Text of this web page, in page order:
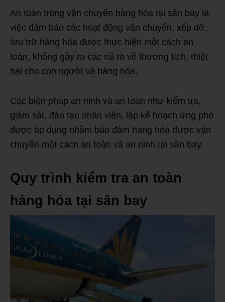
An toàn trong vận chuyển hàng hóa tại sân bay là
việc đảm bảo các hoạt động vận chuyển, xếp dỡ,
lưu trữ hàng hóa được thực hiện một cách an
toàn, không gây ra các rủi ro về thương tích, thiệt
hại cho con người và hàng hóa.
Các biện pháp an ninh và an toàn như kiểm tra,
giám sát, đào tạo nhân viên, lập kế hoạch ứng phó
được áp dụng nhằm bảo đảm hàng hóa được vận
chuyển một cách an toàn và an ninh tại sân bay.
Quy trình kiểm tra an toàn
hàng hóa tại sân bay